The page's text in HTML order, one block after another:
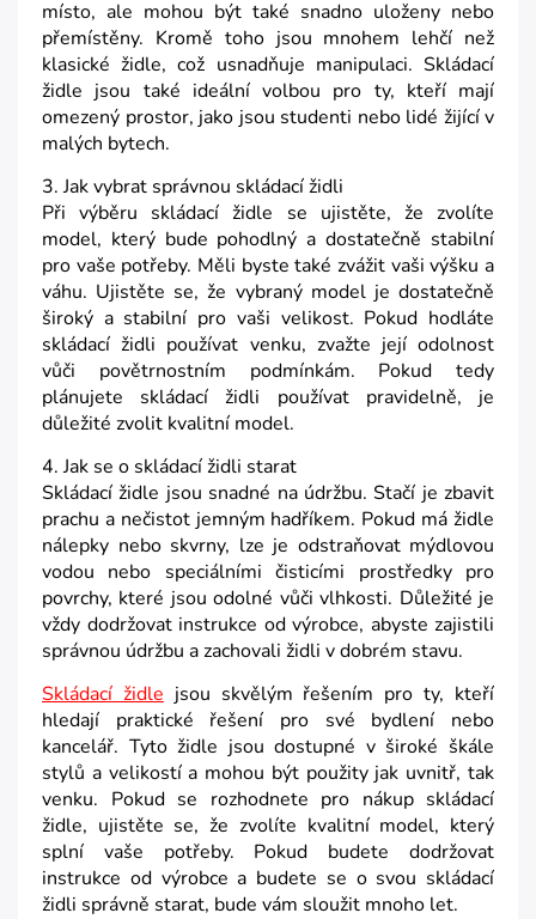
místo, ale mohou být také snadno uloženy nebo
přemístěny. Kromě toho jsou mnohem lehčí než
klasické židle, což usnadňuje manipulaci. Skládací
židle jsou také ideální volbou pro ty, kteří mají
omezený prostor, jako jsou studenti nebo lidé žijící v
malých bytech.
3. Jak vybrat správnou skládací židli
Při výběru skládací židle se ujistěte, že zvolíte
model, který bude pohodlný a dostatečně stabilní
pro vaše potřeby. Měli byste také zvážit vaši výšku a
váhu. Ujistěte se, že vybraný model je dostatečně
široký a stabilní pro vaši velikost. Pokud hodláte
skládací židli používat venku, zvažte její odolnost
vůči povětrnostním podmínkám. Pokud tedy
plánujete skládací židli používat pravidelně, je
důležité zvolit kvalitní model.
4. Jak se o skládací židli starat
Skládací židle jsou snadné na údržbu. Stačí je zbavit
prachu a nečistot jemným hadříkem. Pokud má židle
nálepky nebo skvrny, lze je odstraňovat mýdlovou
vodou nebo speciálními čisticími prostředky pro
povrchy, které jsou odolné vůči vlhkosti. Důležité je
vždy dodržovat instrukce od výrobce, abyste zajistili
správnou údržbu a zachovali židli v dobrém stavu.
Skládací židle jsou skvělým řešením pro ty, kteří
hledají praktické řešení pro své bydlení nebo
kancelář. Tyto židle jsou dostupné v široké škále
stylů a velikostí a mohou být použity jak uvnitř, tak
venku. Pokud se rozhodnete pro nákup skládací
židle, ujistěte se, že zvolíte kvalitní model, který
splní vaše potřeby. Pokud budete dodržovat
instrukce od výrobce a budete se o svou skládací
židli správně starat, bude vám sloužit mnoho let.